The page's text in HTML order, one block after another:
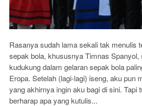
Rasanya sudah lama sekali tak menulis
sepak bola, khususnya Timnas
kudukung dalam gelaran sepak bola
Eropa. Setelah (lagi-lagi) iseng, aku pun
yang akhirnya ingin aku bagi di sini. Tapi
berharap apa yang kutulis...